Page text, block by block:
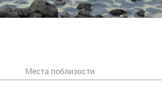
Места поблизости